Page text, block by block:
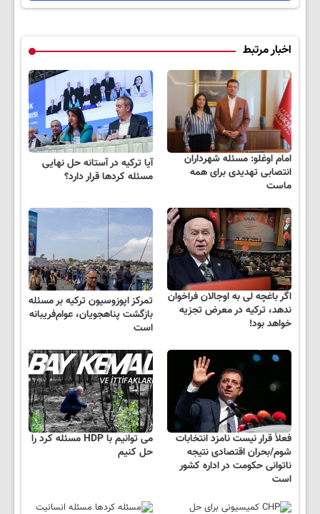
اخبار مرتبط
امام اوغلو: مسئله شهرداران
انتصابی تهدیدی برای همه
ماست
آیا ترکیه در آستانه حل نهایی
مسئله کردها قرار دارد؟
اگر باغچه لی به اوجالان فراخوان
ندهد، ترکیه در معرض تجزیه
خواهد بود!
تمرکز اپوزوسیون ترکیه بر مسئله
بازگشت پناهجویان، عوام‌فریبانه
است
فعلاََ قرار نیست نامزد انتخابات
شوم/بحران اقتصادی نتیجه
ناتوانی حکومت در اداره کشور
است
می توانیم با HDP مسئله کرد را
حل کنیم